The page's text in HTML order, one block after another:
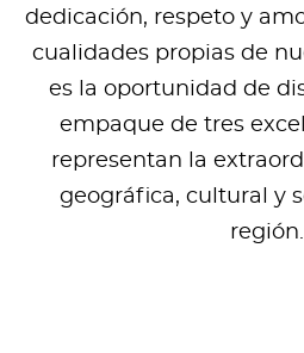
dedicación, respeto y
cualidades propias de
es la oportunidad de
empaque de tres
representan la
geográfica, cultural y
región.